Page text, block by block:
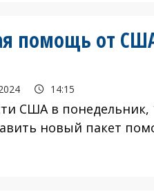
помощь от
14:15
США в понедельник,
новый пакет